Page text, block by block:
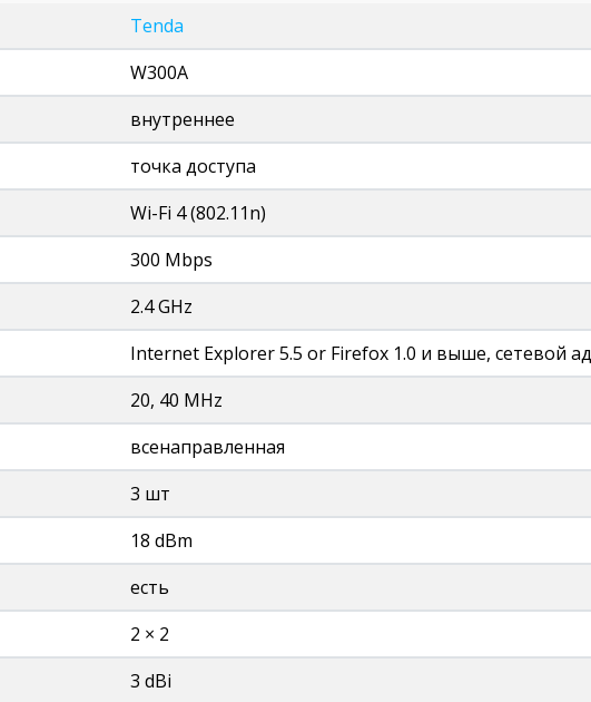
Tenda
W300A
внутреннее
точка доступа
Wi-Fi 4 (802.11n)
300 Mbps
2.4 GHz
Internet Explorer 5.5 or Firefox 1.0 и выше, сетевой
20, 40 MHz
всенаправленная
3 шт
18 dBm
есть
2 × 2
3 dBi